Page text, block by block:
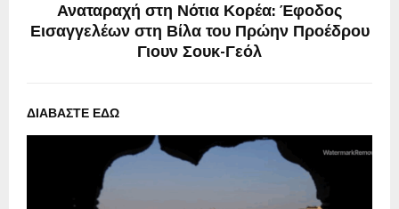
Αναταραχή στη Νότια Κορέα: Έφοδος
Εισαγγελέων στη Βίλα του Πρώην Προέδρου
Γιουν Σουκ-Γεόλ
ΔΙΑΒΑΣΤΕ ΕΔΩ